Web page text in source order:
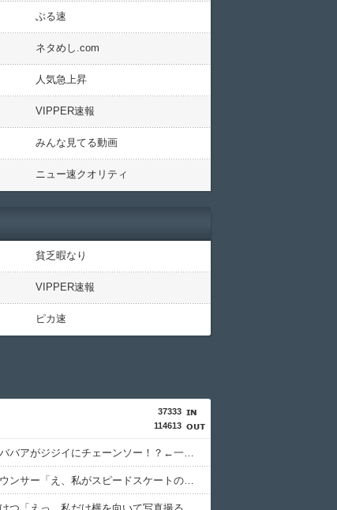
ぶる速
ネタめし.com
人気急上昇
VIPPER速報
みんな見てる動画
ニュー速クオリティ
貧乏暇なり
VIPPER速報
ピカ速
37333
114613
【衝撃画像】ババアがジジイにチェーンソー！？←一体何があったんやコレw w w w w w w w w
【画像】アナウンサー「え、私がスピードスケートのピチピチユニフォーム着るんですか…？ﾑﾁｨ！！」←これはお前らに刺さるやろw w w w w w w w